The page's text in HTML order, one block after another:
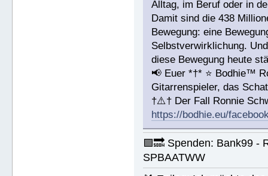
Alltag, im Beruf oder in
Damit sind die 438
Bewegung: eine
Selbstverwirklichung.
diese Bewegung heute
📢 Euer *†* ⭐️ Bodhie™
Gitarrenspieler, das
†⚠️† Der Fall Ronnie
https://bodhie.eu/
🟪🔜 Spenden: Bank99 -
SPBAATWW